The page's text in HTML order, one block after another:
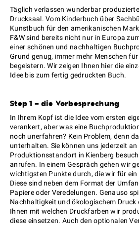
Täglich verlassen wunderbar
Drucksaal. Vom Kinderbuch über
Kunstbuch für den amerikanischen
F&W sind bereits nicht nur in Europa
einer schönen und nachhaltigen
Grund genug, immer mehr Menschen
begeistern. Wir zeigen Ihnen hier die
Idee bis zum fertig gedruckten Buch.
Step 1 – die Vorbesprechung
In Ihrem Kopf ist die Idee vom ersten
verankert, aber was eine
noch unerfahren? Kein Problem, denn
unterhalten. Sie können uns jederzeit an
Produktionsstandort in Kienberg
anrufen. In einem Gespräch gehen wir
wichtigsten Punkte durch, die wir für
Diese sind neben dem Format der
Papiere oder Veredelungen. Genauso
Nachhaltigkeit und ökologischem Druck
Ihnen mit welchen Druckfarben wir
diese einsetzen. Auch den optionalen